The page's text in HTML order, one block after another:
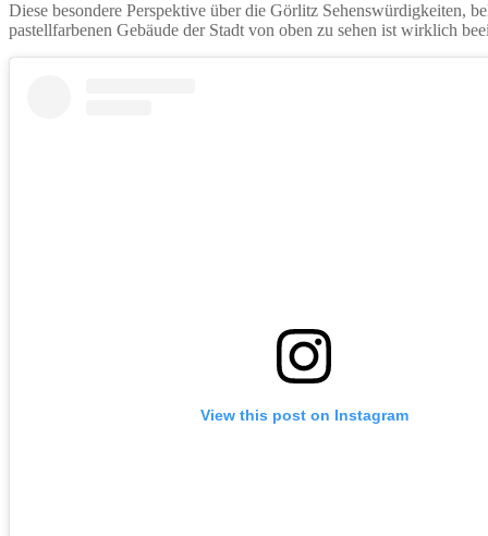
Diese besondere Perspektive über die Görlitz Sehenswürdigkeiten,
pastellfarbenen Gebäude der Stadt von oben zu sehen ist wirklich
View this post on Instagram